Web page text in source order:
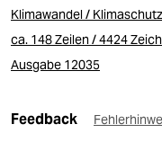
Klimawandel /
ca. 148 Zeilen / 4424
Ausgabe 12035
Feedback